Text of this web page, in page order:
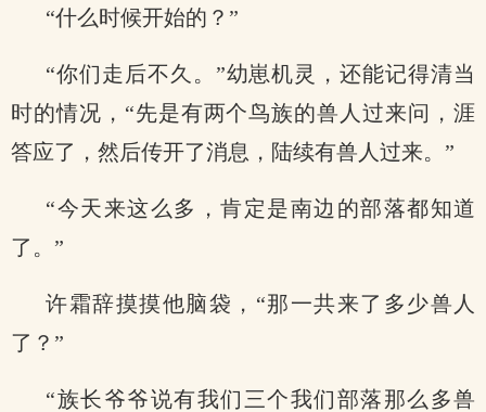
“什么时候开始的？”
“你们走后不久。”幼崽机灵，还能记得清当
时的情况，“先是有两个鸟族的兽人过来问，涯
答应了，然后传开了消息，陆续有兽人过来。”
“今天来这么多，肯定是南边的部落都知道
了。”
许霜辞摸摸他脑袋，“那一共来了多少兽人
了？”
“族长爷爷说有我们三个我们部落那么多兽